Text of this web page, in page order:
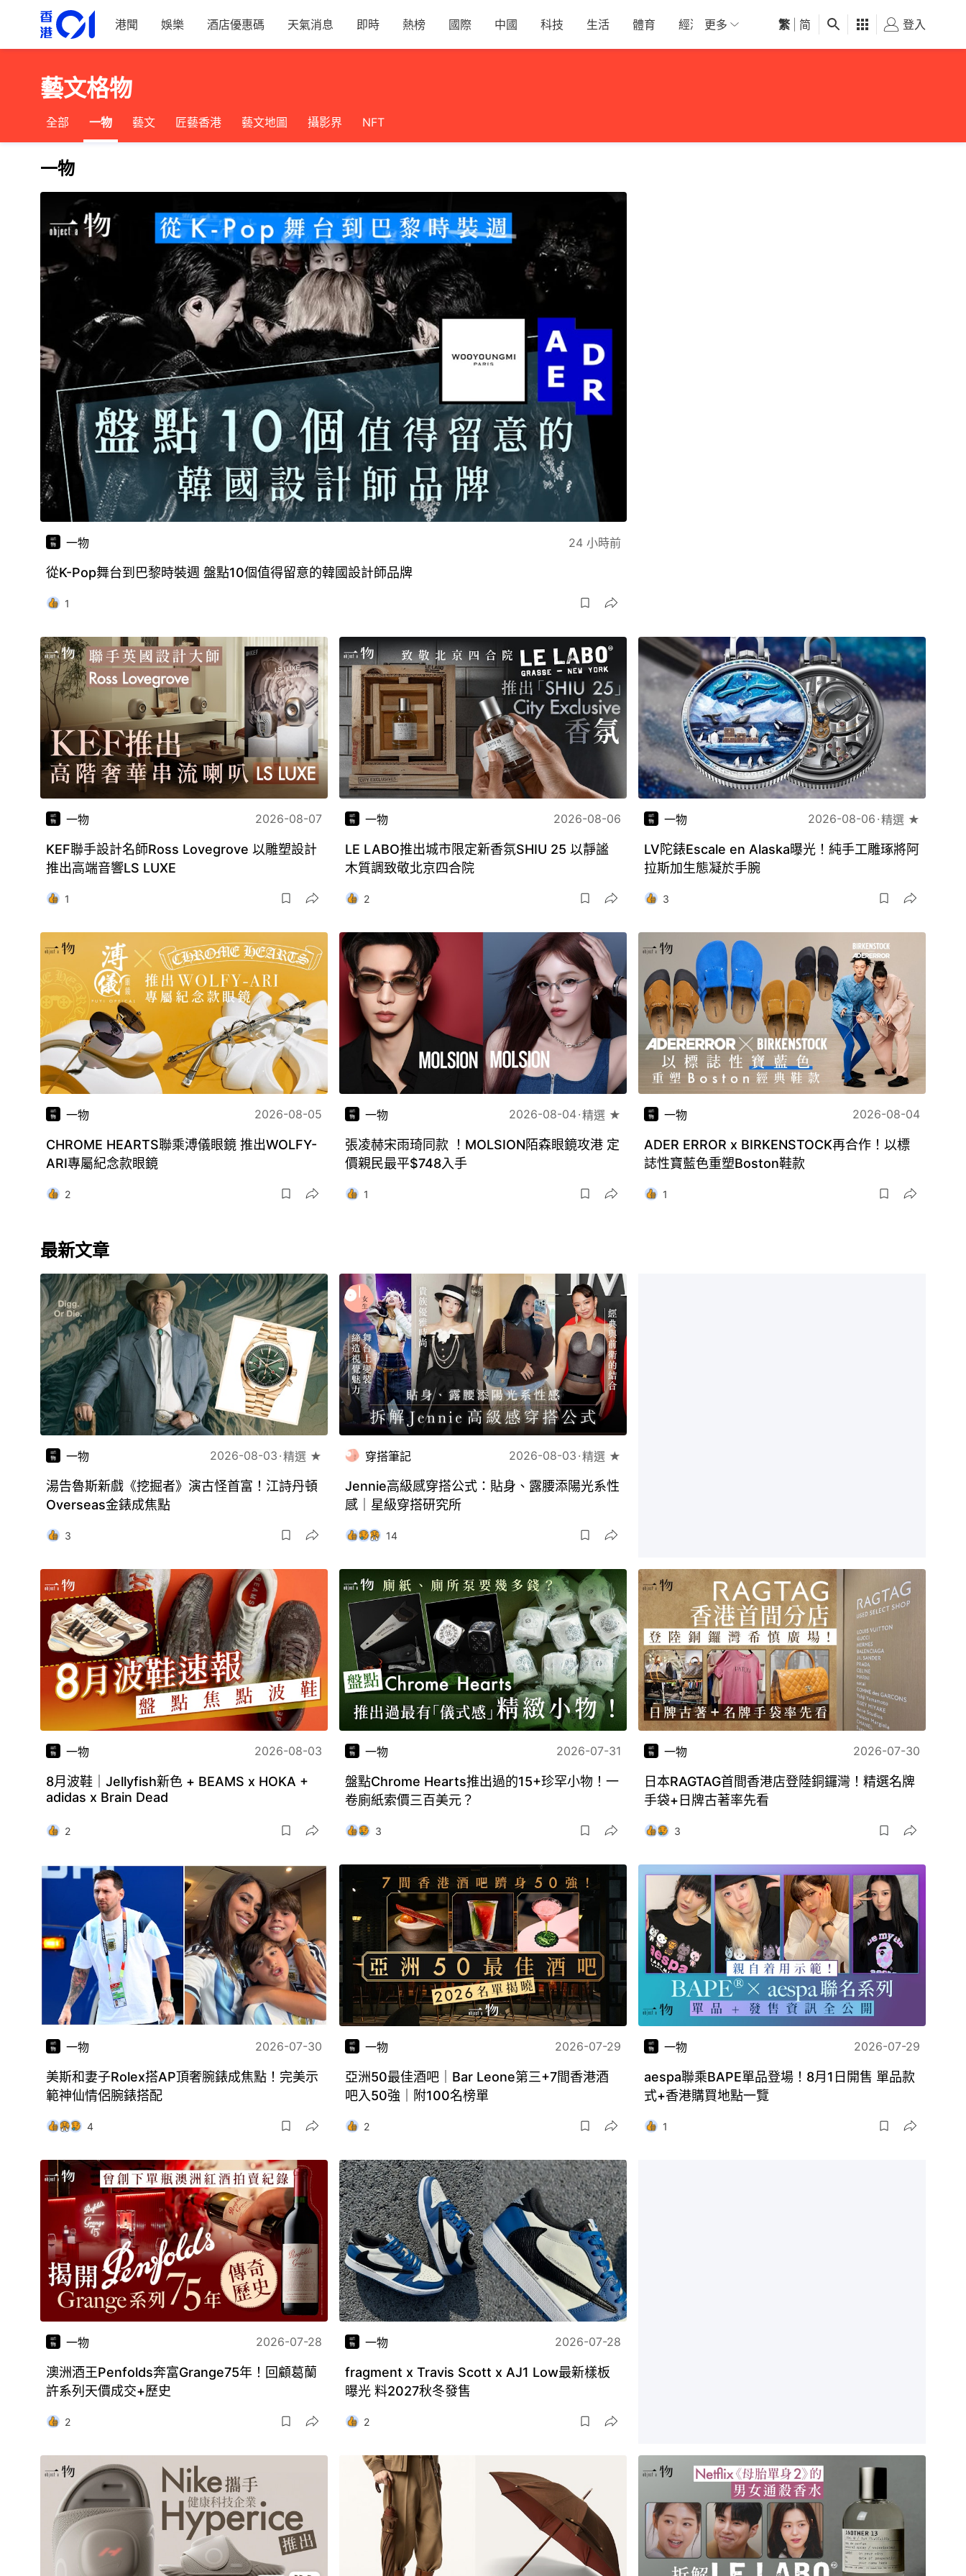
港聞 娛樂 酒店優惠碼 天氣消息 即時 熱榜 國際 中國 科技 生活 體育 經濟 01深圳 觀點 健康 好食玩飛
更多 繁 简 登入
藝文格物
全部 一物 藝文 匠藝香港 藝文地圖 攝影界 NFT
一物
一物 24 小時前
從K-Pop舞台到巴黎時裝週 盤點10個值得留意的韓國設計師品牌
1
一物 2026-08-07
KEF聯手設計名師Ross Lovegrove 以雕塑設計
推出高端音響LS LUXE
1
一物 2026-08-06
LE LABO推出城市限定新香氛SHIU 25 以靜謐
木質調致敬北京四合院
2
一物 2026-08-06 精選 ★
LV陀錶Escale en Alaska曝光！純手工雕琢將阿
拉斯加生態凝於手腕
3
一物 2026-08-05
CHROME HEARTS聯乘溥儀眼鏡 推出WOLFY-
ARI專屬紀念款眼鏡
2
一物 2026-08-04 精選 ★
張凌赫宋雨琦同款 ！MOLSION陌森眼鏡攻港 定
價親民最平$748入手
1
一物 2026-08-04
ADER ERROR x BIRKENSTOCK再合作！以標
誌性寶藍色重塑Boston鞋款
1
最新文章
一物 2026-08-03 精選 ★
湯告魯斯新戲《挖掘者》演古怪首富！江詩丹頓
Overseas金錶成焦點
3
穿搭筆記 2026-08-03 精選 ★
Jennie高級感穿搭公式：貼身、露腰添陽光系性
感｜星級穿搭研究所
14
一物 2026-08-03
8月波鞋｜Jellyfish新色 + BEAMS x HOKA +
adidas x Brain Dead
2
一物 2026-07-31
盤點Chrome Hearts推出過的15+珍罕小物！一
卷廁紙索價三百美元？
3
一物 2026-07-30
日本RAGTAG首間香港店登陸銅鑼灣！精選名牌
手袋+日牌古著率先看
3
一物 2026-07-30
美斯和妻子Rolex搭AP頂奢腕錶成焦點！完美示
範神仙情侶腕錶搭配
4
一物 2026-07-29
亞洲50最佳酒吧｜Bar Leone第三+7間香港酒
吧入50強｜附100名榜單
2
一物 2026-07-29
aespa聯乘BAPE單品登場！8月1日開售 單品款
式+香港購買地點一覽
1
一物 2026-07-28
澳洲酒王Penfolds奔富Grange75年！回顧葛蘭
許系列天價成交+歷史
2
一物 2026-07-28
fragment x Travis Scott x AJ1 Low最新樣板
曝光 料2027秋冬發售
2